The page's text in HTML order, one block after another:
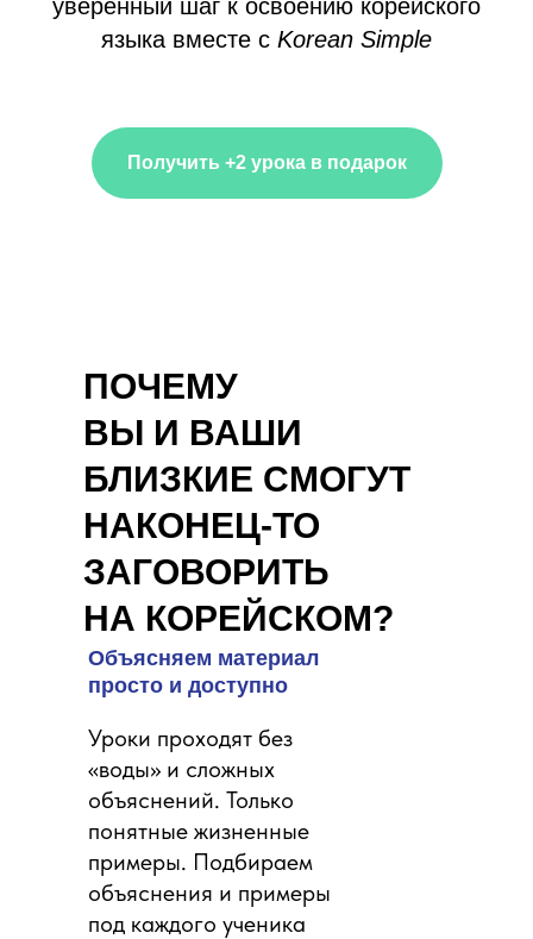
уверенный шаг к освоению корейского
языка вместе с Korean Simple
Получить +2 урока в подарок
ПОЧЕМУ
ВЫ И ВАШИ
БЛИЗКИЕ СМОГУТ
НАКОНЕЦ-ТО
ЗАГОВОРИТЬ
НА КОРЕЙСКОМ?
Уроки проходят без
«воды» и сложных
объяснений. Только
понятные жизненные
примеры. Подбираем
объяснения и примеры
под каждого ученика
Объясняем материал
просто и доступно